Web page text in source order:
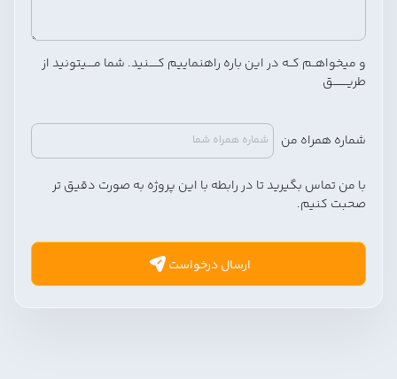
و میخواهــم کــه در این باره راهنماییم کـــــنید. شما مــــیتونید از
طریــــــــق
شماره همراه من
با من تماس بگیرید تا در رابطه با این پروژه به صورت دقیق تر
صحبت کنیم.
ارسال درخواست